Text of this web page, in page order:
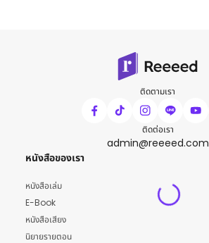
ติดตามเรา
ติดต่อเรา
admin@reeeed.com
หนังสือของเรา
หนังสือเล่ม
E-Book
หนังสือเสียง
นิยายรายตอน